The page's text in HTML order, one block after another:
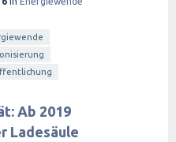
Ab 2019
Ladesäule